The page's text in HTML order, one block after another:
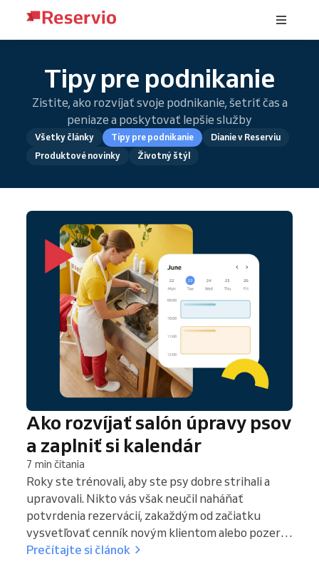
Tipy pre podnikanie
Zistite, ako rozvíjať svoje podnikanie, šetriť čas a
peniaze a poskytovať lepšie služby
Všetky články Tipy pre podnikanie
Dianie v Reserviu
Produktové novinky
Životný štýl
Ako rozvíjať salón úpravy psov
a zaplniť si kalendár
7 min čítania
Roky ste trénovali, aby ste psy dobre strihali a
upravovali. Nikto vás však neučil naháňať
potvrdenia rezervácií, zakaždým od začiatku
vysvetľovať cenník novým klientom alebo pozerať
sa na poloprázdny utorkový kalendár. Groomeri,
Prečítajte si článok